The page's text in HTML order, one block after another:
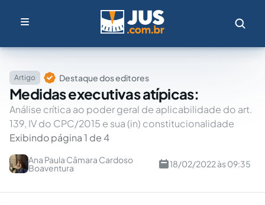
Artigo Destaque dos editores
Medidas executivas atípicas:
Análise crítica ao poder geral de aplicabilidade do art.
139, IV do CPC/2015 e sua (in) constitucionalidade
Exibindo página 1 de 4
Ana Paula Câmara Cardoso
Boaventura 18/02/2022 às 09:35